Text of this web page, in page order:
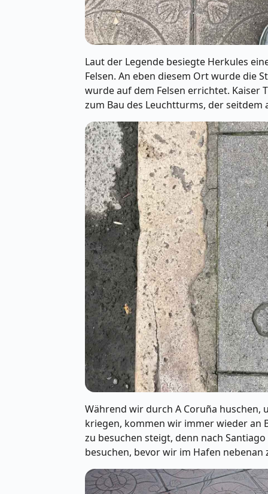
Laut der Legende besiegte Herkules
Felsen. An eben diesem Ort wurde die
wurde auf dem Felsen errichtet. Kaiser
zum Bau des Leuchtturms, der
Während wir durch A Coruña huschen,
kriegen, kommen wir immer wieder an
zu besuchen steigt, denn nach
besuchen, bevor wir im Hafen